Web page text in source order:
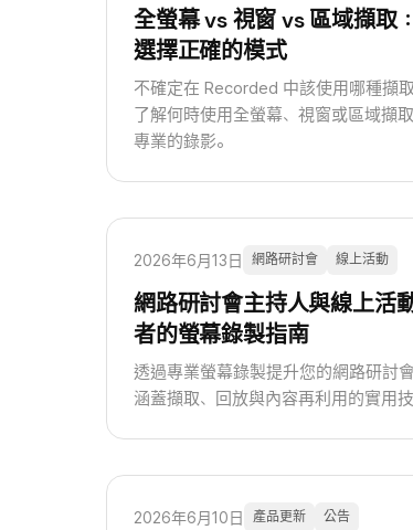
全螢幕 vs 視窗 vs 區域擷取
選擇正確的模式
不確定在 Recorded 中該使用哪種擷
了解何時使用全螢幕、視窗或區域擷
專業的錄影。
2026年6月13日 網路研討會 線上活動
網路研討會主持人與線上活
者的螢幕錄製指南
透過專業螢幕錄製提升您的網路研討會
涵蓋擷取、回放與內容再利用的實用技
2026年6月10日 產品更新 公告